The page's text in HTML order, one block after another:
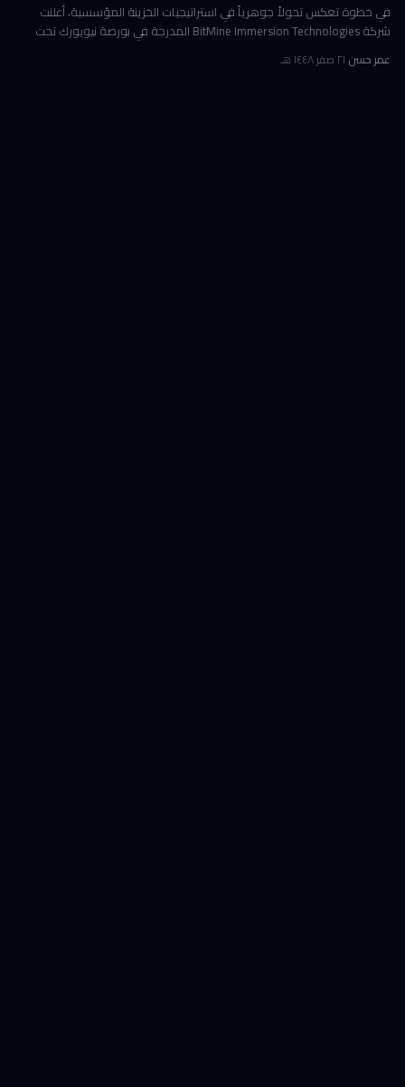
في خطوة تعكس تحولاً جوهرياً في استراتيجيات الخزينة المؤسسية، أعلنت
شركة BitMine Immersion Technologies المدرجة في بورصة نيويورك تحت
عمر حسن·٢١ صفر ١٤٤٨ هـ